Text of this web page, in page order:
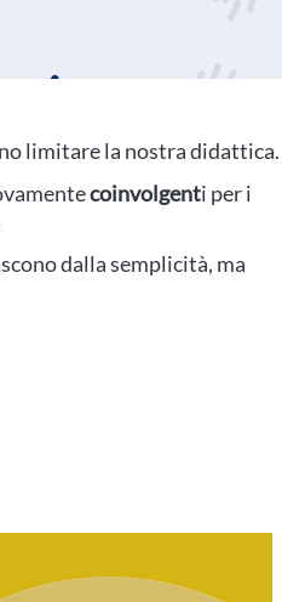
limitare la nostra didattica.
coinvolgenti per i
dalla semplicità, ma